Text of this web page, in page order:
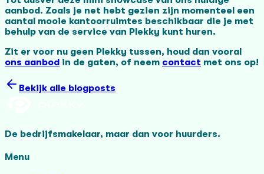
aanbod. Zoals je net hebt gezien zijn momenteel een
aantal mooie kantoorruimtes beschikbaar die je met
behulp van de service van Plekky kunt huren.
Zit er voor nu geen Plekky tussen, houd dan vooral
ons aanbod in de gaten, of neem contact met ons op!
Bekijk alle blogposts
De bedrijfsmakelaar, maar dan voor huurders.
Menu